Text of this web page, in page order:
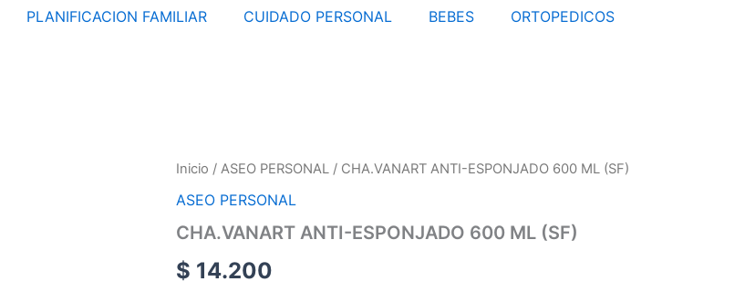
PLANIFICACION FAMILIAR CUIDADO PERSONAL BEBES ORTOPEDICOS
Inicio / ASEO PERSONAL / CHA.VANART ANTI-ESPONJADO 600 ML (SF)
ASEO PERSONAL
CHA.VANART ANTI-ESPONJADO 600 ML (SF)
$ 14.200